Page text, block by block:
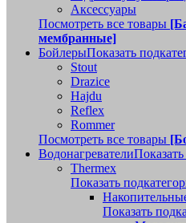
Аксессуары
Посмотреть все товары
мембранные]
БойлерыПоказать
Stout
Drazice
Hajdu
Reflex
Rommer
Посмотреть все товары
Водонагреватели
Thermex
Показать
Показать